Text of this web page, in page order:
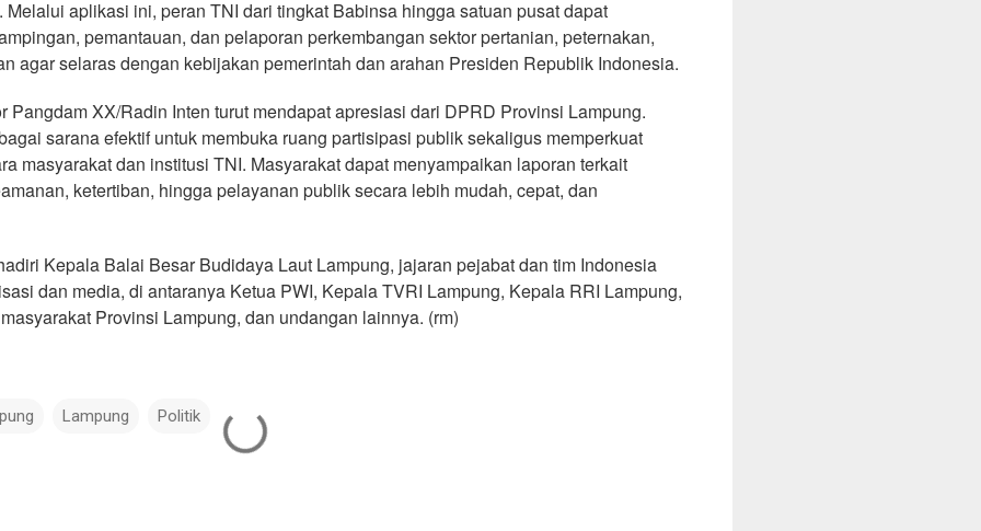
Melalui aplikasi ini, peran TNI dari tingkat Babinsa hingga satuan pusat dapat
pemantauan, dan pelaporan perkembangan sektor pertanian, peternakan,
agar selaras dengan kebijakan pemerintah dan arahan Presiden Republik Indonesia.
Pangdam XX/Radin Inten turut mendapat apresiasi dari DPRD Provinsi Lampung.
sarana efektif untuk membuka ruang partisipasi publik sekaligus memperkuat
masyarakat dan institusi TNI. Masyarakat dapat menyampaikan laporan terkait
ketertiban, hingga pelayanan publik secara lebih mudah, cepat, dan
Kepala Balai Besar Budidaya Laut Lampung, jajaran pejabat dan tim Indonesia
dan media, di antaranya Ketua PWI, Kepala TVRI Lampung, Kepala RRI Lampung,
Provinsi Lampung, dan undangan lainnya. (rm)
Lampung Politik